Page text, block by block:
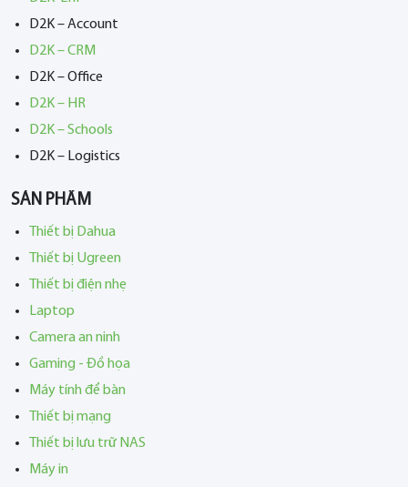
D2K – Account
D2K – CRM
D2K – Office
D2K – HR
D2K – Schools
D2K – Logistics
SẢN PHẨM
Thiết bị Dahua
Thiết bị Ugreen
Thiết bị điện nhẹ
Laptop
Camera an ninh
Gaming - Đồ họa
Máy tính để bàn
Thiết bị mạng
Thiết bị lưu trữ NAS
Máy in